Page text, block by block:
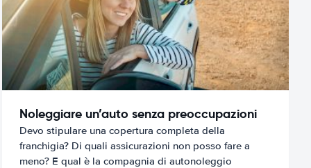
Noleggiare un’auto senza preoccupazioni
Devo stipulare una copertura completa della
franchigia? Di quali assicurazioni non posso fare a
meno? E qual è la compagnia di autonoleggio